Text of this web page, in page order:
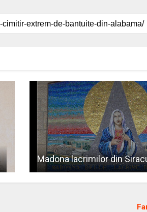
Madona lacrimilor din